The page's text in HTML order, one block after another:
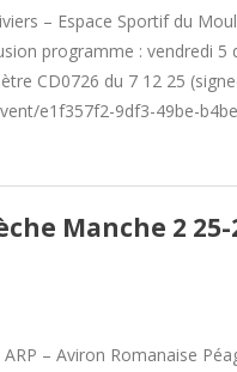
– Espace Sportif du
programme : vendredi 5
CD0726 du 7 12 25
e1f357f2-9df3-49be-
Manche 2 25-
– Aviron Romanaise